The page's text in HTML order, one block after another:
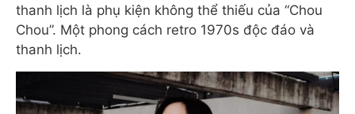
thanh lịch là phụ kiện không thể thiếu của “Chou
Chou”. Một phong cách retro 1970s độc đáo và
thanh lịch.